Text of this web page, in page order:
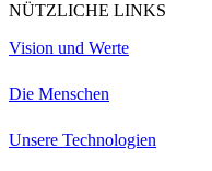
NÜTZLICHE LINKS
Vision und Werte
Die Menschen
Unsere Technologien